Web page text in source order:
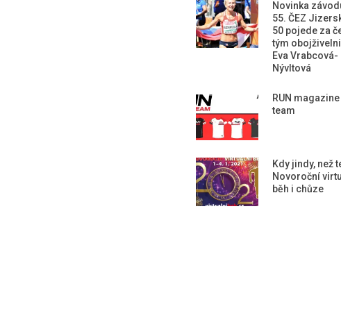
Novinka
55. ČEZ
50 pojede za
tým
Eva Vrabcová-
Nývltová
RUN magazine
team
Kdy jindy, než
Novoroční
běh i chůze